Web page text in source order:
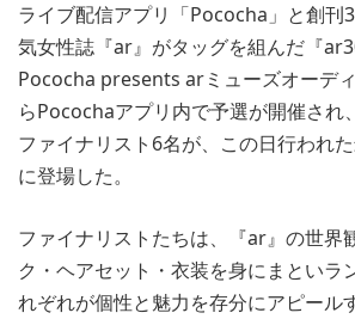
ライブ配信アプリ「Pococha」と創刊
気女性誌『ar』がタッグを組んだ『
Pococha presents arミューズオーデ
らPocochaアプリ内で予選が開催され
ファイナリスト6名が、この日行われ
に登場した。
ファイナリストたちは、『ar』の世界
ク・ヘアセット・衣装を身にまといラ
れぞれが個性と魅力を存分にアピール